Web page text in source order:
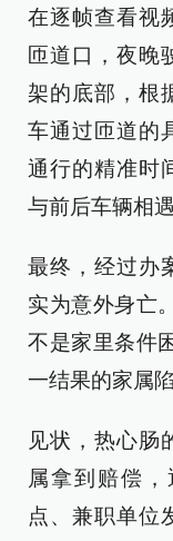
在逐帧查看视
匝道口，夜晚
架的底部，根
车通过匝道的
通行的精准时
与前后车辆相
最终，经过办
实为意外身亡
不是家里条件
一结果的家属
见状，热心肠
属拿到赔偿
点、兼职单位